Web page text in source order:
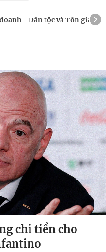
Dân tộc và Tôn giáo
chi tiền cho